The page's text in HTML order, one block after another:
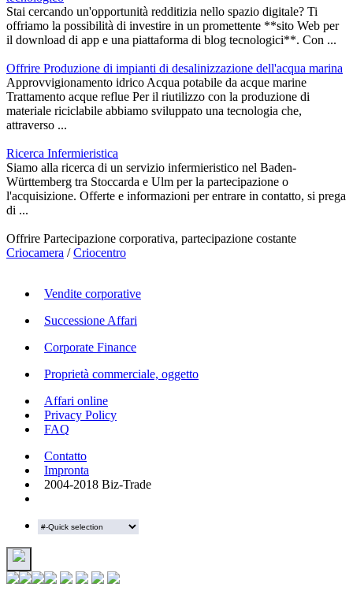
Stai cercando un'opportunità redditizia nello spazio digitale? Ti
offriamo la possibilità di investire in un promettente **sito Web per
il download di app e una piattaforma di blog tecnologici**. Con ...
Offrire Produzione di impianti di desalinizzazione dell'acqua marina
Approvvigionamento idrico Acqua potabile da acque marine
Trattamento acque reflue Per il riutilizzo con la produzione di
materiale riciclabile abbiamo sviluppato una tecnologia che,
attraverso ...
Ricerca Infermieristica
Siamo alla ricerca di un servizio infermieristico nel Baden-
Württemberg tra Stoccarda e Ulm per la partecipazione o
l'acquisizione. Offerte e informazioni per entrare in contatto, si prega
di ...
Offrire Partecipazione corporativa, partecipazione costante
Criocamera /Criocentro
Vendite corporative
Successione Affari
Corporate Finance
Proprietà commerciale, oggetto
Affari online
Privacy Policy
FAQ
Contatto
Impronta
2004-2018 Biz-Trade